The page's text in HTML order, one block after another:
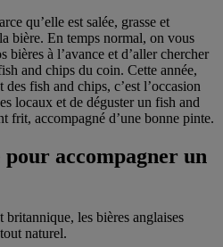
qu’elle est salée, grasse et
bière. En temps normal, on vous
bières à l’avance et d’aller chercher
and chips du coin. Cette année,
fish and chips, c’est l’occasion
locaux et de déguster un fish and
frit, accompagné d’une bonne pinte.
accompagner un
les bières anglaises
naturel.